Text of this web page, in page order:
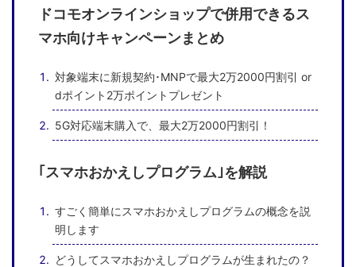
ドコモオンラインショップで併用できるス
マホ向けキャンペーンまとめ
対象端末に新規契約･MNPで最大2万2000円割引 or
dポイント2万ポイントプレゼント
5G対応端末購入で、最大2万2000円割引！
｢スマホおかえしプログラム｣を解説
すごく簡単にスマホおかえしプログラムの概念を説
明します
どうしてスマホおかえしプログラムが生まれたの？